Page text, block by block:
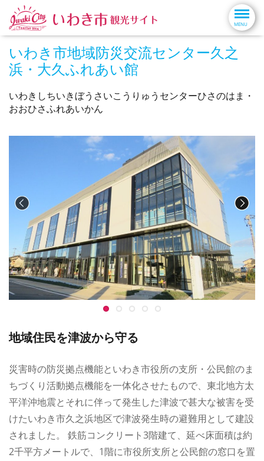
いわき市地域防災交流センター久之
浜・大久ふれあい館
いわきしちいきぼうさいこうりゅうセンターひさのはま・
おおひさふれあいかん
地域住民を津波から守る
災害時の防災拠点機能といわき市役所の支所・公民館のま
ちづくり活動拠点機能を一体化させたもので、東北地方太
平洋沖地震とそれに伴って発生した津波で甚大な被害を受
けたいわき市久之浜地区で津波発生時の避難用として建設
されました。 鉄筋コンクリート3階建て、延べ床面積は約
2千平方メートルで、1階に市役所支所と公民館の窓口を置